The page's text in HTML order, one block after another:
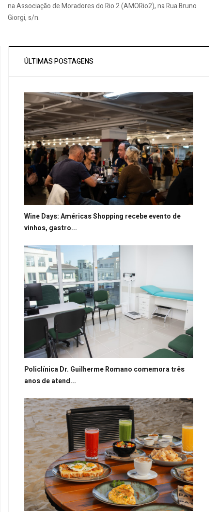
na Associação de Moradores do Rio 2 (AMORio2), na Rua Bruno
Giorgi, s/n.
ÚLTIMAS POSTAGENS
Wine Days: Américas Shopping recebe evento de
vinhos, gastro...
Policlínica Dr. Guilherme Romano comemora três
anos de atend...